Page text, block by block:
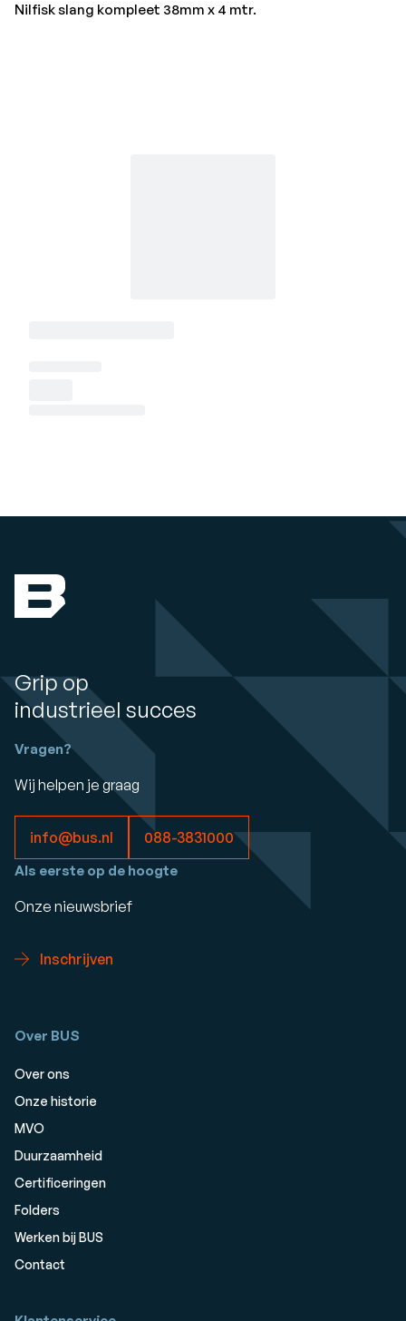
Nilfisk slang kompleet 38mm x 4 mtr.
Grip op
industrieel succes
Vragen?
Wij helpen je graag
info@bus.nl 088-3831000
Als eerste op de hoogte
Onze nieuwsbrief
Inschrijven
Over BUS
Over ons
Onze historie
MVO
Duurzaamheid
Certificeringen
Folders
Werken bij BUS
Contact